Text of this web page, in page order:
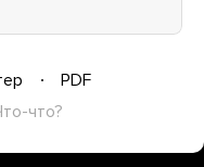
PDF
что?